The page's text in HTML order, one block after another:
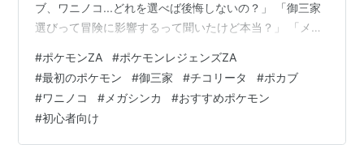
ブ、ワニノコ...どれを選べば後悔しないの？」 「御三家
選びって冒険に影響するって聞いたけど本当？」 「メガ
あなたに朗報です✨ この記事を最後まで読めば、あなた
の御三家選びの悩みは100％解決します！💯 私も最初は
迷いました...でも、御三家の特性やメガシンカ後の性能
を徹底的に調べ上げたんです🔥 この記事では、プロ目線
#ポケモンZA #ポケモンレジェンズZA
#最初のポケモン #御三家 #チコリータ #ポカブ
#ワニノコ # メガシンカ #おすすめポケモン
#初心者向け